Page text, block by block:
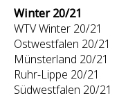
Winter 20/21
WTV Winter 20/21
Ostwestfalen 20/21
Münsterland 20/21
Ruhr-Lippe 20/21
Südwestfalen 20/21